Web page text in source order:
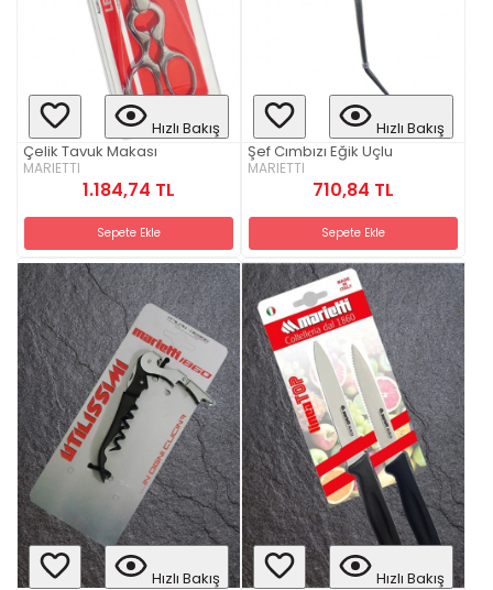
Hızlı Bakış
Çelik Tavuk Makası
MARIETTI
1.184,74 TL
Sepete Ekle
Hızlı Bakış
Şef Cımbızı Eğik Uçlu
MARIETTI
710,84 TL
Sepete Ekle
Hızlı Bakış
Hızlı Bakış